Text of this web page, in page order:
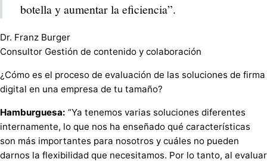
botella y aumentar la eficiencia”.
Dr. Franz Burger
Consultor Gestión de contenido y colaboración
¿Cómo es el proceso de evaluación de las soluciones de firma
digital en una empresa de tu tamaño?
Hamburguesa: “Ya tenemos varias soluciones diferentes
internamente, lo que nos ha enseñado qué características
son más importantes para nosotros y cuáles no pueden
darnos la flexibilidad que necesitamos. Por lo tanto, al evaluar